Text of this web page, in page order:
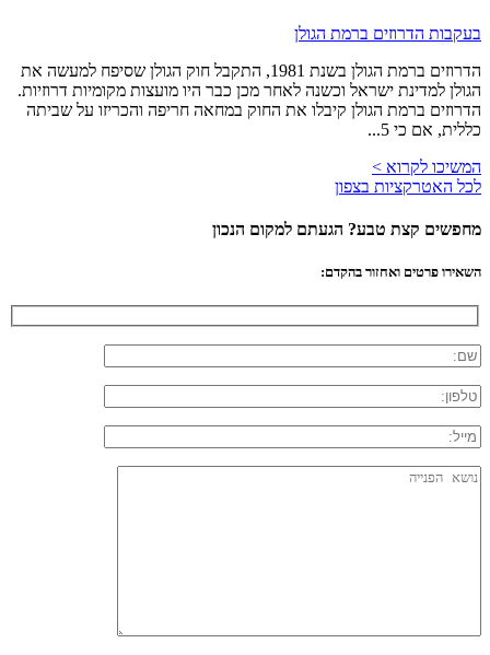
בעקבות הדרוזים ברמת הגולן
הדרוזים ברמת הגולן בשנת 1981, התקבל חוק הגולן שסיפח למעשה את
הגולן למדינת ישראל וכשנה לאחר מכן כבר היו מועצות מקומיות דרוזיות.
הדרוזים ברמת הגולן קיבלו את החוק במחאה חריפה והכריזו על שביתה
כללית, אם כי 5...
המשיכו לקרוא >
לכל האטרקציות בצפון
מחפשים קצת טבע? הגעתם למקום הנכון
השאירו פרטים ואחזור בהקדם: